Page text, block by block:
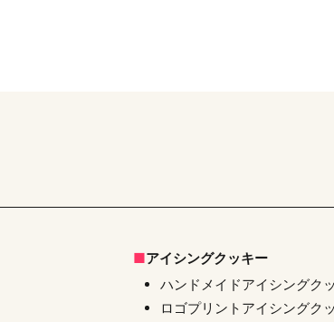
アイシングクッキー
ハンドメイドアイシングク
ロゴプリントアイシングク